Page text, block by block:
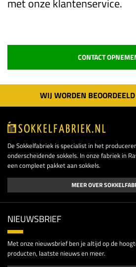
met onze klantenservice.
CONTACT
WIJ WORDEN
De Sokkelfabriek is specialist in het
onderscheidende sokkels. In onze fabriek in
een compleet pakket aan sokkels.
MEER OVER
NIEUWSBRIEF
Met onze nieuwsbrief ben je altijd op de
producten, laatste nieuws en meer.